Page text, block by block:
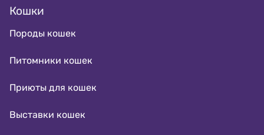
Кошки
Породы кошек
Питомники кошек
Приюты для кошек
Выставки кошек